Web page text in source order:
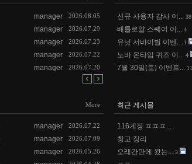
manager 2026.08.05
manager 2026.07.29
manager 2026.07.23
manager 2026.07.22
manager 2026.07.20
신규 사용자 감사 이... 38
배틀로얄 스퀘어 이... 4
유닛 서바이벌 이벤... 1
노바 온타임 퀴즈 이... 4
7월 30일(토) 이벤트... 11
More
manager 2026.07.22
manager 2026.07.09
manager 2026.05.26
최근 게시물
116계정 ㅍㅍㅍ...
창고 정리
오래간만에 왔는... 3